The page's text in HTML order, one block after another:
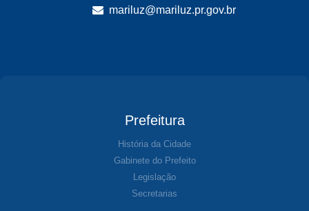
mariluz@mariluz.pr.gov.br
Prefeitura
História da Cidade
Gabinete do Prefeito
Legislação
Secretarias